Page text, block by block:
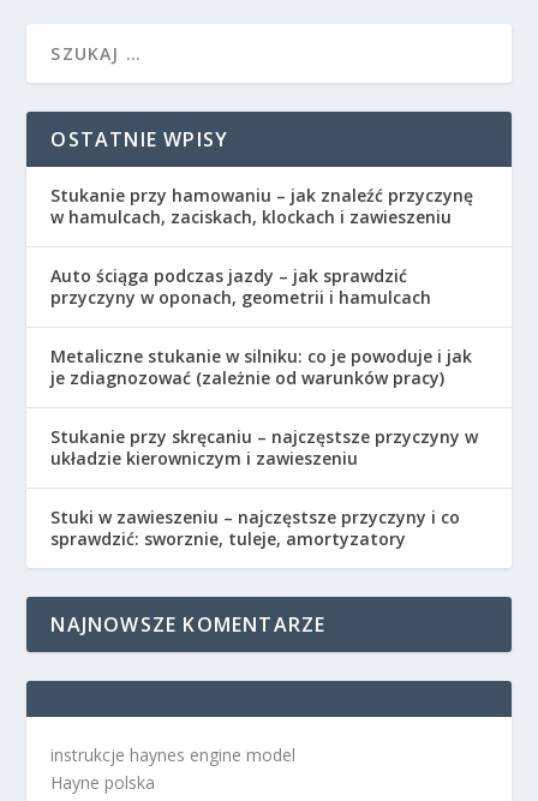
OSTATNIE WPISY
Stukanie przy hamowaniu – jak znaleźć przyczynę
w hamulcach, zaciskach, klockach i zawieszeniu
Auto ściąga podczas jazdy – jak sprawdzić
przyczyny w oponach, geometrii i hamulcach
Metaliczne stukanie w silniku: co je powoduje i jak
je zdiagnozować (zależnie od warunków pracy)
Stukanie przy skręcaniu – najczęstsze przyczyny w
układzie kierowniczym i zawieszeniu
Stuki w zawieszeniu – najczęstsze przyczyny i co
sprawdzić: sworznie, tuleje, amortyzatory
NAJNOWSZE KOMENTARZE
instrukcje haynes engine model
Hayne polska